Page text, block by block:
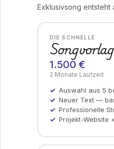
Exklusivsong entsteht
DIE SCHNELLE
1.500 €
2 Monate Laufzeit
Auswahl aus 5
Neuer Text —
Professionelle
Projekt-Website